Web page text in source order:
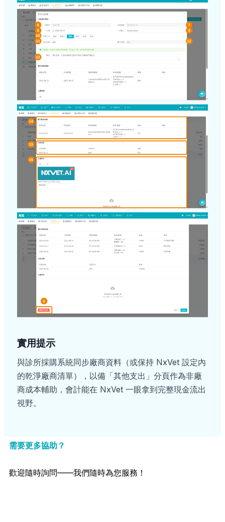
實用提示
與診所採購系統同步廠商資料（或保持 NxVet 設定內
的乾淨廠商清單），以備「其他支出」分頁作為非廠
商成本輔助，會計能在 NxVet 一眼拿到完整現金流出
視野。
需要更多協助？
歡迎隨時詢問——我們隨時為您服務！